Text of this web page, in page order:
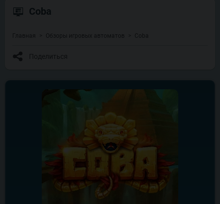
Coba
Главная Обзоры игровых автоматов Coba
Поделиться